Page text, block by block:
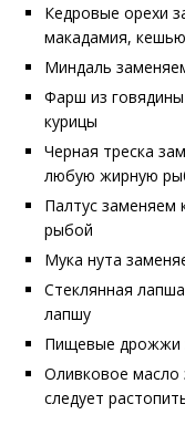
Кедровые орехи
макадамия,
Миндаль
Фарш из
курицы
Черная треска
любую жирную
Палтус
рыбой
Мука нута
Стеклянная
лапшу
Пищевые дрожжи
Оливковое масло
следует